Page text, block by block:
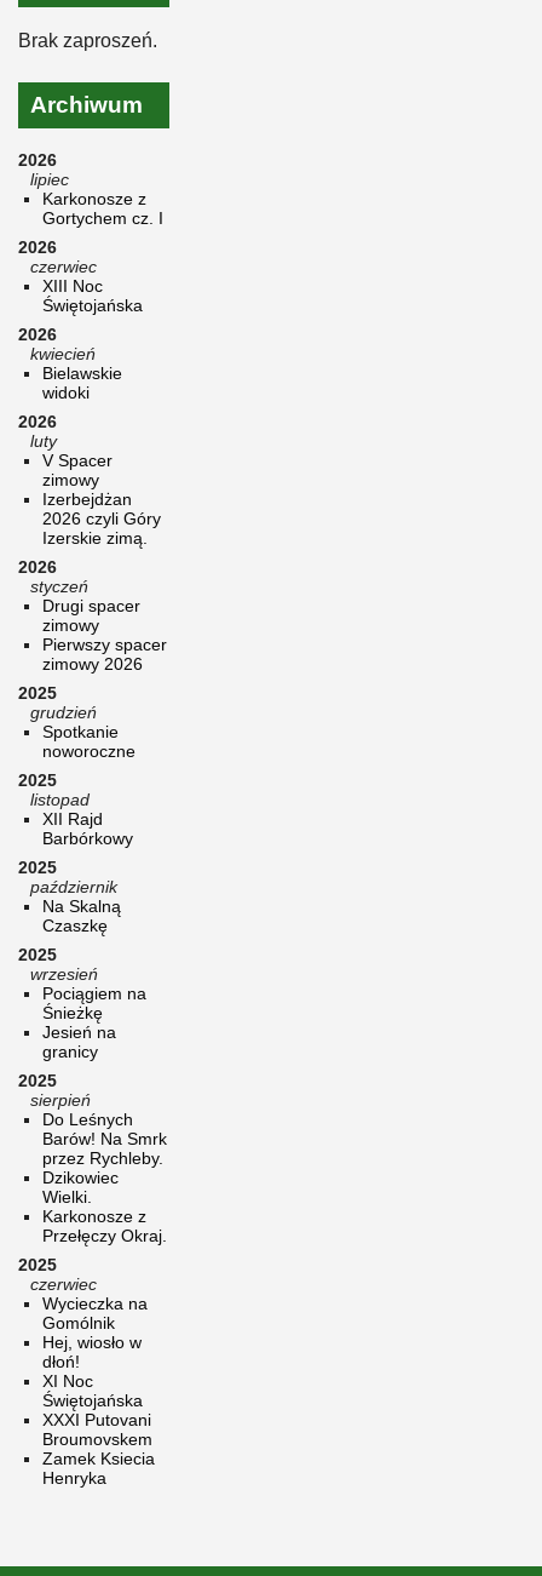
Brak zaproszeń.
Archiwum
2026
lipiec
Karkonosze z
Gortychem cz. I
2026
czerwiec
XIII Noc
Świętojańska
2026
kwiecień
Bielawskie
widoki
2026
luty
V Spacer
zimowy
Izerbejdżan
2026 czyli Góry
Izerskie zimą.
2026
styczeń
Drugi spacer
zimowy
Pierwszy spacer
zimowy 2026
2025
grudzień
Spotkanie
noworoczne
2025
listopad
XII Rajd
Barbórkowy
2025
październik
Na Skalną
Czaszkę
2025
wrzesień
Pociągiem na
Śnieżkę
Jesień na
granicy
2025
sierpień
Do Leśnych
Barów! Na Smrk
przez Rychleby.
Dzikowiec
Wielki.
Karkonosze z
Przełęczy Okraj.
2025
czerwiec
Wycieczka na
Gomólnik
Hej, wiosło w
dłoń!
XI Noc
Świętojańska
XXXI Putovani
Broumovskem
Zamek Ksiecia
Henryka